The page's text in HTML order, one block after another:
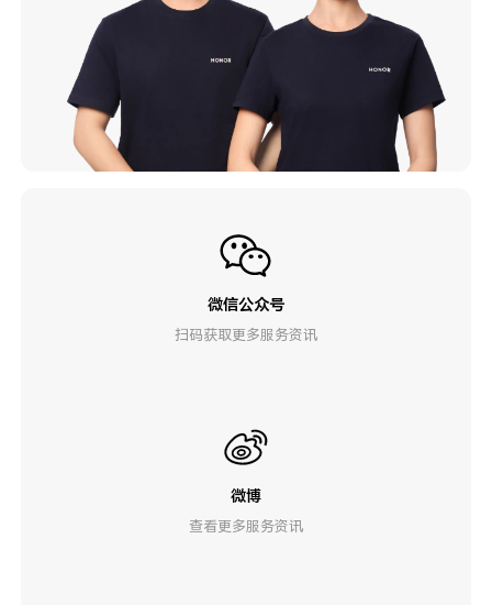
微信公众号
扫码获取更多服务资讯
微博
查看更多服务资讯